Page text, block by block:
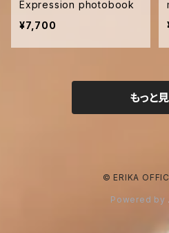
Expression photobook
¥7,700
もっと
© ERIKA
Powered by